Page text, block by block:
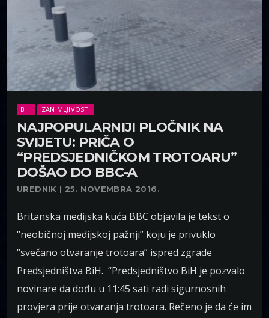
BIH ZANIMLJIVOSTI
NAJPOPULARNIJI PLOČNIK NA
SVIJETU: PRIČA O
“PREDSJEDNIČKOM TROTOARU”
DOŠAO DO BBC-A
UREDNIK | 25. NOVEMBRA 2016.
Britanska medijska kuća BBC objavila je tekst o
“neobičnoj medijskoj pažnji” koju je privuklo
“svečano otvaranje trotoara” ispred zgrade
Predsjedništva BiH. “Predsjedništvo BiH je pozvalo
novinare da dođu u 11:45 sati radi sigurnosnih
provjera prije otvaranja trotoara. Rečeno je da će im